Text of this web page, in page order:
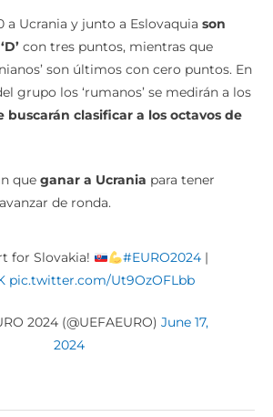
a Ucrania y junto a Eslovaquia son
con tres puntos, mientras que
son últimos con cero puntos. En
grupo los ‘rumanos’ se medirán a los
buscarán clasificar a los octavos de
que ganar a Ucrania para tener
de ronda.
for Slovakia! #EURO2024|
pic.twitter.com/Ut9OzOFLbb
2024 (@UEFAEURO) June 17,
2024